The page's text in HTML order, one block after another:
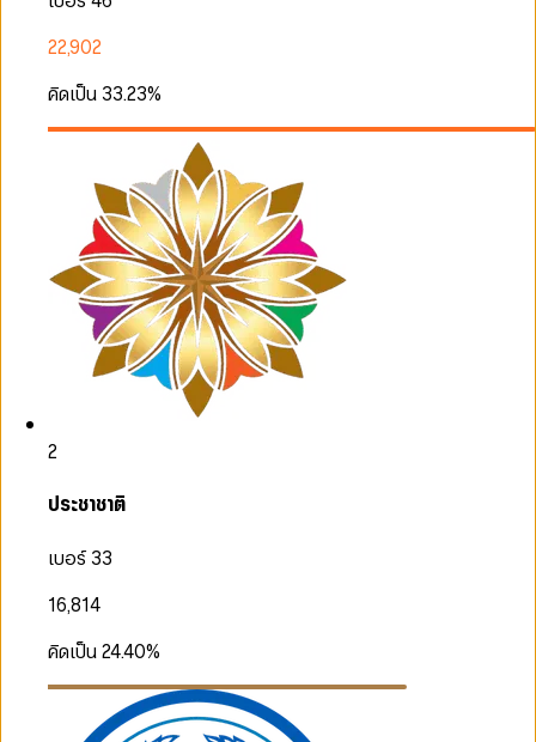
22,902
คิดเป็น 33.23%
2
ประชาชาติ
เบอร์ 33
16,814
คิดเป็น24.40%